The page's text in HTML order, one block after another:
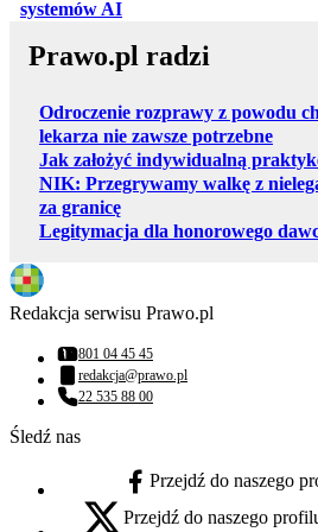
systemów AIotwiera się w nowej
Prawo.pl radzi
Odroczenie rozprawy z powodu
lekarza nie zawsze potrzebne
Jak założyć indywidualną
NIK: Przegrywamy walkę z
za granicę
Legitymacja dla honorowego
Redakcja serwisu Prawo.pl
Numer telefonu:
801 04 45 45
Adres email:
redakcja@prawo.pl
Numer telefonu:
22 535 88 00
Śledź nas
facebook - otwiera się w nowej
Przejdź do naszego
x - otwiera się w nowej karcie
Przejdź do naszego